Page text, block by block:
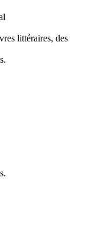
littéraires, des